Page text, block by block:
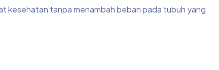
kesehatan tanpa menambah beban pada tubuh yang